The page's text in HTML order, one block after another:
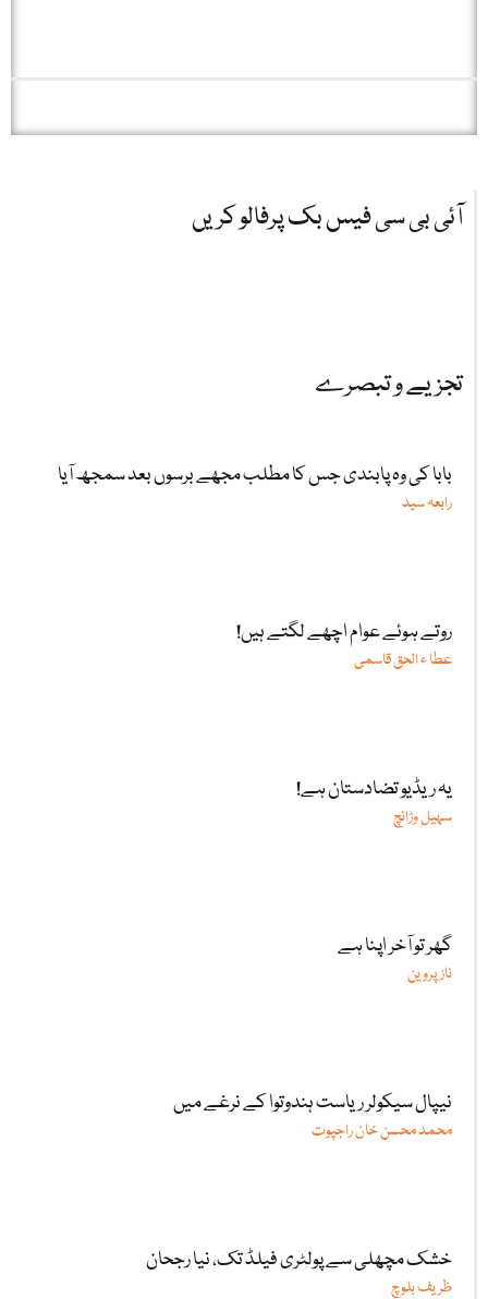
آئی بی سی فیس بک پرفالو کریں
تجزیے و تبصرے
بابا کی وہ پابندی جس کا مطلب مجھے برسوں بعد سمجھ آیا
رابعہ سید
روتے ہوئے عوام اچھے لگتے ہیں!
عطا ء الحق قاسمی
یہ ریڈیو تضادستان ہے!
سہیل وڑائچ
گھر تو آخر اپنا ہے
ناز پروین
نیپال سیکولر ریاست ہندوتوا کے نرغے میں
محمد محسن خان راجپوت
خشک مچھلی سے پولٹری فیلڈ تک، نیا رجحان
ظریف بلوچ